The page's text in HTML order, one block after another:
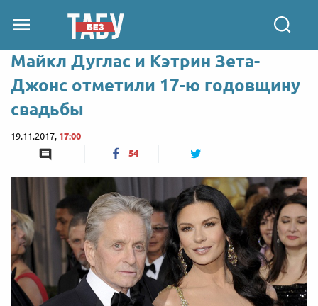
Майкл Дуглас и Кэтрин Зета-
Джонс отметили 17-ю годовщину
свадьбы
19.11.2017, 17:00
54